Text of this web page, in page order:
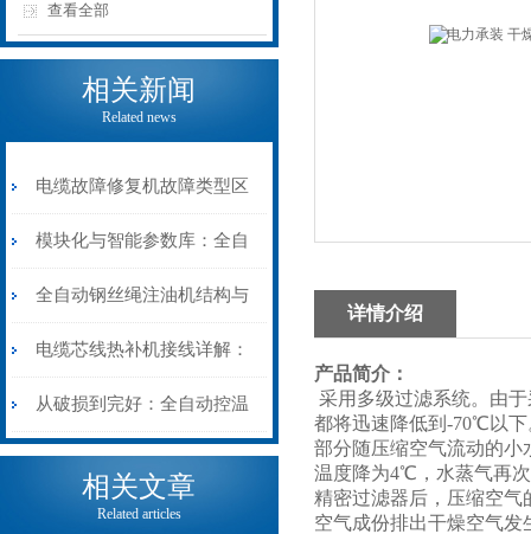
查看全部
相关新闻
Related news
电缆故障修复机故障类型区
分指南：从“绝缘电
阻”到“波形特征”的精准诊
断逻辑
模块化与智能参数库：全自
动电缆修复机的快速换型逻
辑
全自动钢丝绳注油机结构与
工作原理：揭秘高效润滑的
机械密码
电缆芯线热补机接线详解：
从入门到精通
从破损到完好：全自动控温
电缆热补机的核心价值
相关文章
Related articles
详情介绍
产品简介：
采用多级过滤系统。由
都将迅速降低到-70℃以下
部分随压缩空气流动的小
温度降为4℃，水蒸气再
精密过滤器后，压缩空
空气成份排出干燥空气